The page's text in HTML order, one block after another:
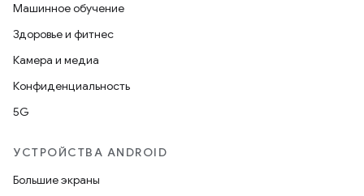
Машинное обучение
Здоровье и фитнес
Камера и медиа
Конфиденциальность
5G
УСТРОЙСТВА ANDROID
Большие экраны